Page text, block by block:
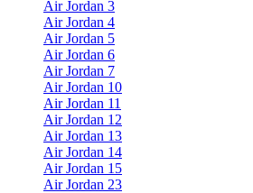
Air Jordan 3
Air Jordan 4
Air Jordan 5
Air Jordan 6
Air Jordan 7
Air Jordan 10
Air Jordan 11
Air Jordan 12
Air Jordan 13
Air Jordan 14
Air Jordan 15
Air Jordan 23